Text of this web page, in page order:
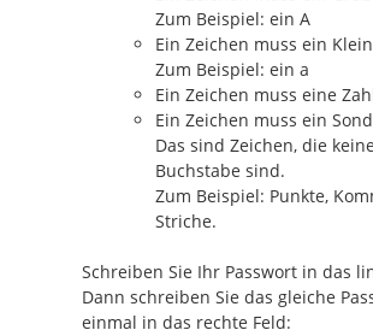
Zum Beispiel: ein A
Ein Zeichen muss ein
Zum Beispiel: ein a
Ein Zeichen muss eine
Ein Zeichen muss ein
Das sind Zeichen, die
Buchstabe sind.
Zum Beispiel: Punkte,
Striche.
Schreiben Sie Ihr Passwort in das
Dann schreiben Sie das gleiche
einmal in das rechte Feld: